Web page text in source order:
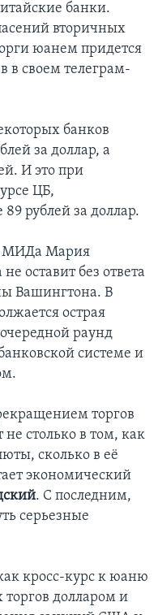
банки.
вторичных
юанем придется
в своем телеграм-
банков
за доллар, а
И это при
ЦБ,
рублей за доллар.
МИДа Мария
оставит без ответа
Вашингтона. В
острая
раунд
системе и
торгов
столько в том, как
сколько в её
экономический
. С последним,
серьезные
кросс-курс к юаню
долларом и